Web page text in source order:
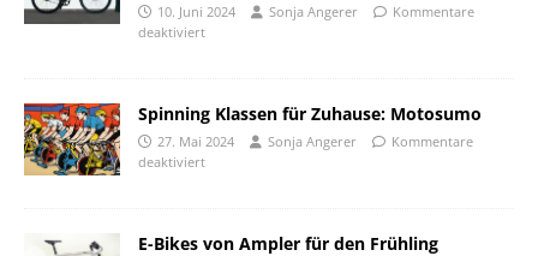
10. Juni 2024 Sonja Angerer
Kommentare
deaktiviert
Spinning Klassen für Zuhause: Motosumo
27. Mai 2024 Sonja Angerer
Kommentare
deaktiviert
E-Bikes von Ampler für den Frühling